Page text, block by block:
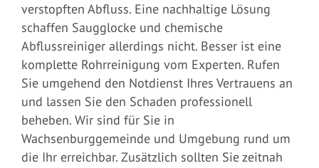
verstopften Abfluss. Eine nachhaltige Lösung
schaffen Saugglocke und chemische
Abflussreiniger allerdings nicht. Besser ist eine
komplette Rohrreinigung vom Experten. Rufen
Sie umgehend den Notdienst Ihres Vertrauens an
und lassen Sie den Schaden professionell
beheben. Wir sind für Sie in
Wachsenburggemeinde und Umgebung rund um
die Ihr erreichbar. Zusätzlich sollten Sie zeitnah